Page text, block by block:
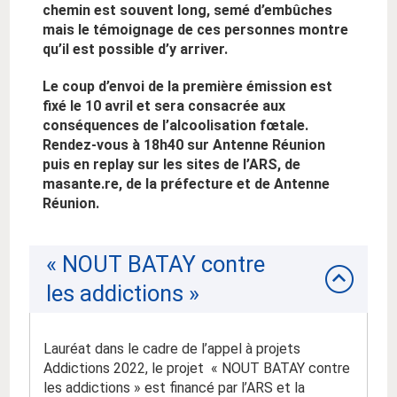
chemin est souvent long, semé d’embûches
mais le témoignage de ces personnes montre
qu’il est possible d’y arriver.
Le coup d’envoi de la première émission est
fixé le 10 avril et sera consacrée aux
conséquences de l’alcoolisation fœtale.
Rendez-vous à 18h40 sur Antenne Réunion
puis en replay sur les sites de l’ARS, de
masante.re, de la préfecture et de Antenne
Réunion.
« NOUT BATAY contre
les addictions »
Lauréat dans le cadre de l’appel à projets
Addictions 2022, le projet « NOUT BATAY contre
les addictions » est financé par l’ARS et la